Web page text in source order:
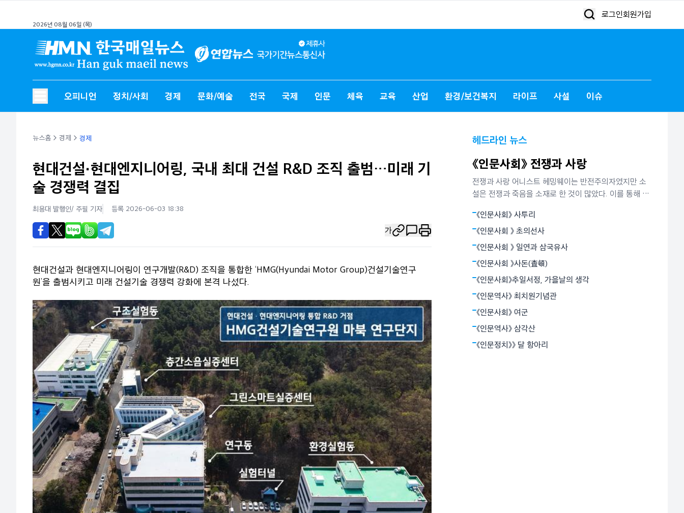
2026년 08월 06일 (목)
로그인회원가입
오피니언 정치/사회 경제 문화/예술 전국 국제 인문 체육 교육 산업 환경/보건복지 라이프 사설 이슈
뉴스홈 경제 경제
현대건설·현대엔지니어링, 국내 최대 건설 R&D 조직 출범…미래 기
술 경쟁력 결집
최용대 발행인/ 주필 기자 등록 2026-06-03 18:38
가
현대건설과 현대엔지니어링이 연구개발(R&D) 조직을 통합한 ‘HMG(Hyundai Motor Group)건설기술연구
원’을 출범시키고 미래 건설기술 경쟁력 강화에 본격 나섰다.
헤드라인 뉴스
《인문사회》 전쟁과 사랑
전쟁과 사랑 어니스트 헤밍웨이는 반전주의자였지만 소
설은 전쟁과 죽음을 소재로 한 것이 많았다. 이를 통해 그
지언정 결코 굴복하지 않는다는 철학이었다. 그는 그것이
용기로 죽음과 대면함으로써 가능하다고 믿었다. 그의 장
편 ‘누구를 위하여 종을 울리나’는 1937년 파시스트 정권
《인문사회》 사투리
《인문사회 》 초의선사
《인문사회 》 일연과 삼국유사
《인문사회 》사돈(査頓)
《인문사회》추일서정, 가을날의 생각
《인문역사》 최치원기념관
《인문사회》 여군
《인문역사》 삼각산
《인문정치》》 달 항아리